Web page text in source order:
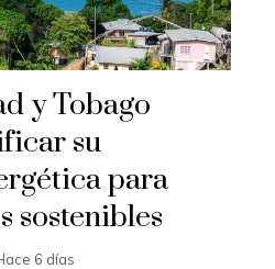
y Tobago
su
para
sostenibles
6 días